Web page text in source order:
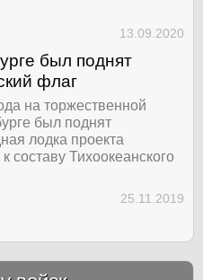
13.09.2020
был поднят
флаг
на торжественной
был поднят
лодка проекта
Тихоокеанского
25.11.2019